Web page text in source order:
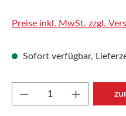
Preise inkl. MwSt. zzgl.
Sofort verfügbar,
Produkt Anzahl: